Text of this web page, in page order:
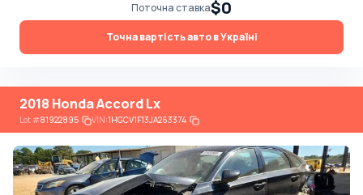
Поточна ставка$0
Точна вартість авто в Україні
2018 Honda Accord Lx
Lot#81922895 VIN:1HGCV1F13JA263374